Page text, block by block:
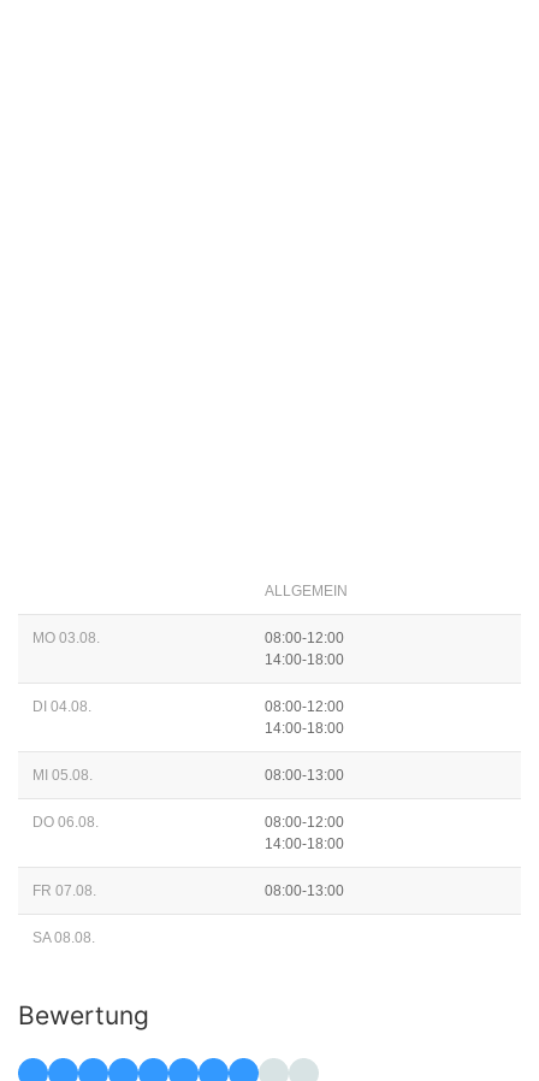
ALLGEMEIN
MO 03.08.
08:00-12:00
14:00-18:00
DI 04.08.
08:00-12:00
14:00-18:00
MI 05.08. 08:00-13:00
DO 06.08.
08:00-12:00
14:00-18:00
FR 07.08. 08:00-13:00
SA 08.08.
Bewertung